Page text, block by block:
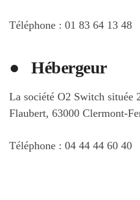
Téléphone : 01 83 64 13 48
● Hébergeur
La société O2 Switch située
Flaubert, 63000 Clermont-
Téléphone : 04 44 44 60 40